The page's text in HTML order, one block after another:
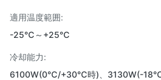
適用温度範囲:
-25℃～+25℃
冷却能力:
6100W(0℃/+30℃時)、3130W(-